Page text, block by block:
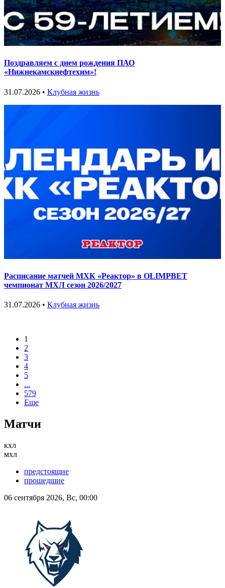
Поздравляем с днем рождения ПАО
«Нижнекамскнефтехим»!
31.07.2026 • Клубная жизнь
Расписание матчей МХК «Реактор» в OLIMPBET
чемпионат МХЛ сезон 2026/2027
31.07.2026 • Клубная жизнь
1
2
3
4
5
...
579
Еще
Матчи
кхл
мхл
предстоящие
прошедшие
06 сентября 2026, Вс, 00:00